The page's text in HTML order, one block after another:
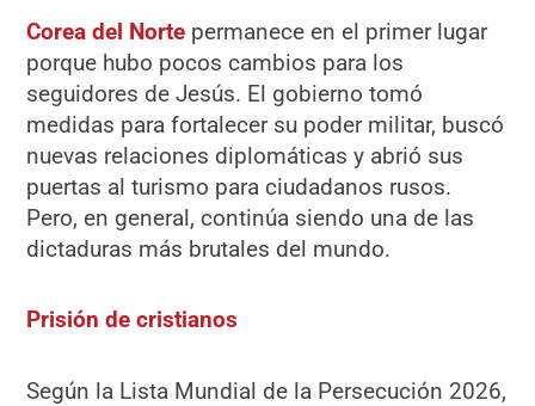
Corea del Norte permanece en el primer lugar
porque hubo pocos cambios para los
seguidores de Jesús. El gobierno tomó
medidas para fortalecer su poder militar, buscó
nuevas relaciones diplomáticas y abrió sus
puertas al turismo para ciudadanos rusos.
Pero, en general, continúa siendo una de las
dictaduras más brutales del mundo.
Prisión de cristianos
Según la Lista Mundial de la Persecución 2026,